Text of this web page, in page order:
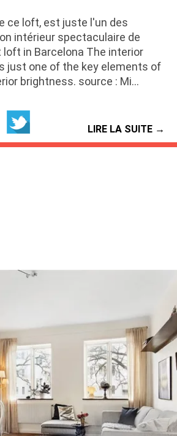
ce loft, est juste l'un des
intérieur spectaculaire de
loft in Barcelona The interior
just one of the key elements of
brightness. source : Mi…
LIRE LA SUITE →